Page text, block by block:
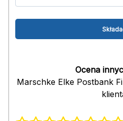
Ocena
Marschke Elke Postbank